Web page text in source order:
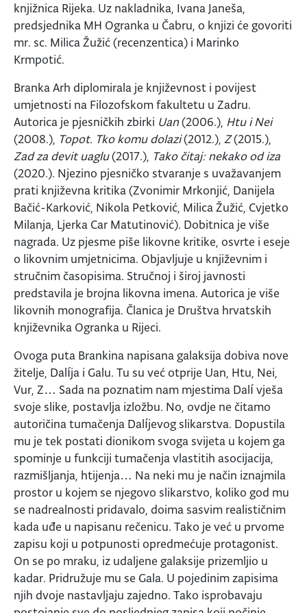
knjižnica Rijeka. Uz nakladnika, Ivana Janeša,
predsjednika MH Ogranka u Čabru, o knjizi će govoriti
mr. sc. Milica Žužić (recenzentica) i Marinko
Krmpotić.
Branka Arh diplomirala je književnost i povijest
umjetnosti na Filozofskom fakultetu u Zadru.
Autorica je pjesničkih zbirki Uan(2006.), Htu i Nei
(2008.), Topot. Tko komu dolazi(2012.), Z(2015.),
Zad za devit uaglu(2017.), Tako čitaj: nekako od iza
(2020.). Njezino pjesničko stvaranje s uvažavanjem
prati književna kritika (Zvonimir Mrkonjić, Danijela
Bačić-Karković, Nikola Petković, Milica Žužić, Cvjetko
Milanja, Ljerka Car Matutinović). Dobitnica je više
nagrada. Uz pjesme piše likovne kritike, osvrte i eseje
o likovnim umjetnicima. Objavljuje u književnim i
stručnim časopisima. Stručnoj i široj javnosti
predstavila je brojna likovna imena. Autorica je više
likovnih monografija. Članica je Društva hrvatskih
književnika Ogranka u Rijeci.
Ovoga puta Brankina napisana galaksija dobiva nove
žitelje, Dalíja i Galu. Tu su već otprije Uan, Htu, Nei,
Vur, Z… Sada na poznatim nam mjestima Dalí vješa
svoje slike, postavlja izložbu. No, ovdje ne čitamo
autoričina tumačenja Dalíjevog slikarstva. Dopustila
mu je tek postati dionikom svoga svijeta u kojem ga
spominje u funkciji tumačenja vlastitih asocijacija,
razmišljanja, htijenja… Na neki mu je način iznajmila
prostor u kojem se njegovo slikarstvo, koliko god mu
se nadrealnosti pridavalo, doima sasvim realističnim
kada uđe u napisanu rečenicu. Tako je već u prvome
zapisu koji u potpunosti opredmećuje protagonist.
On se po mraku, iz udaljene galaksije prizemljio u
kadar. Pridružuje mu se Gala. U pojedinim zapisima
njih dvoje nastavljaju zajedno. Tako isprobavaju